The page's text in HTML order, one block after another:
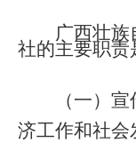
广西壮
社的主要职责
（一）
济工作和社会